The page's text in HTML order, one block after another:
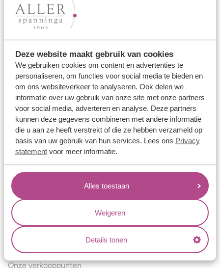
Deze website maakt gebruik van cookies
We gebruiken cookies om content en advertenties te
personaliseren, om functies voor social media te bieden en
om ons websiteverkeer te analyseren. Ook delen we
informatie over uw gebruik van onze site met onze partners
voor social media, adverteren en analyse. Deze partners
kunnen deze gegevens combineren met andere informatie
die u aan ze heeft verstrekt of die ze hebben verzameld op
basis van uw gebruik van hun services. Lees ons Privacy
statementvoor meer informatie.
Alles toestaan
Weigeren
Details tonen
Ons aanbod
Trouwringen
Verlovingsringen
Vriendschapsringen
Over ons
Aller Spanninga
Historie
Certificaten
Blogs
Jouw voordelen
Conflictvrije Materialen
Oneindig veel mogelijkheden
Kwaliteit
Juweliers & Contact
Onze verkooppunten